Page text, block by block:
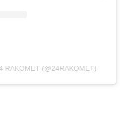
RAKOMET (@24RAKOMET)